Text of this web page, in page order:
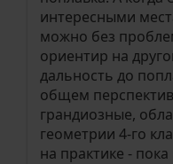
интересными
можно без
ориентир на
дальность до
общем
грандиозные,
геометрии 4-го
на практике -